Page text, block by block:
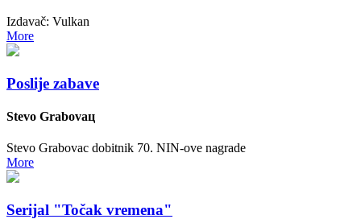
Izdavač: Vulkan
More
Poslije zabave
Stevо Grabovац
Stevo Grabovac dobitnik 70. NIN-ove nagrade
More
Serijal "Točak vremena"